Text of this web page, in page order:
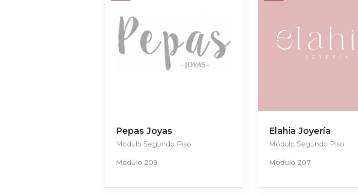
Pepas Joyas
Módulo Segundo Piso
Módulo 209
Elahia Joyería
Módulo Segundo Piso
Módulo 207